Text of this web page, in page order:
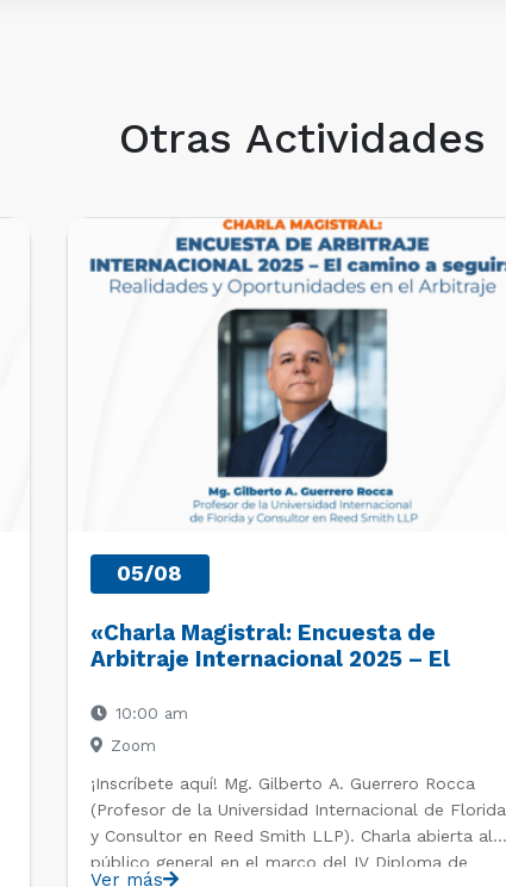
Otras Actividades
EVENTOS REALIZADOS
05/08
«Charla Magistral: Encuesta de
Arbitraje Internacional 2025 – El
Oportunidades en el Arbitraje»
10:00 am
Zoom
¡Inscríbete aquí! Mg. Gilberto A. Guerrero Rocca
(Profesor de la Universidad Internacional de Florida
y Consultor en Reed Smith LLP). Charla abierta al
público general en el marco del IV Diploma de
Ver más